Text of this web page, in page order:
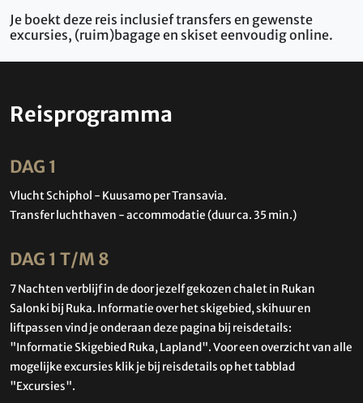
Je boekt deze reis inclusief transfers en gewenste
excursies, (ruim)bagage en skiset eenvoudig online.
Reisprogramma
DAG 1
Vlucht Schiphol - Kuusamo per Transavia.
Transfer luchthaven - accommodatie (duur ca. 35 min.)
DAG 1 T/M 8
7 Nachten verblijf in de door jezelf gekozen chalet in Rukan
Salonki bij Ruka. Informatie over het skigebied, skihuur en
liftpassen vind je onderaan deze pagina bij reisdetails:
"Informatie Skigebied Ruka, Lapland". Voor een overzicht van alle
mogelijke excursies klik je bij reisdetails op het tabblad
"Excursies".